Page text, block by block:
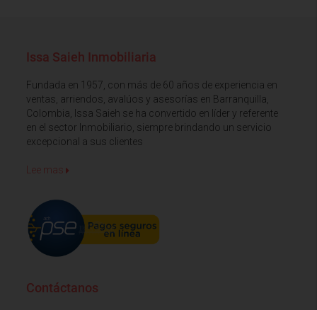
Issa Saieh Inmobiliaria
Fundada en 1957, con más de 60 años de experiencia en
ventas, arriendos, avalúos y asesorías en Barranquilla,
Colombia, Issa Saieh se ha convertido en líder y referente
en el sector Inmobiliario, siempre brindando un servicio
excepcional a sus clientes
Lee mas
Contáctanos